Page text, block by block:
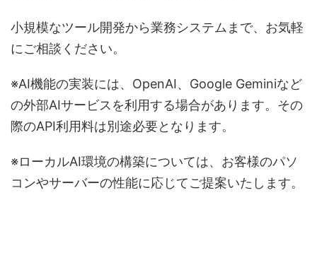
小規模なツール開発から業務システムまで、お気軽
にご相談ください。
※AI機能の実装には、OpenAI、Google Geminiなど
の外部AIサービスを利用する場合があります。その
際のAPI利用料は別途必要となります。
※ローカルAI環境の構築については、お客様のパソ
コンやサーバーの性能に応じてご提案いたします。